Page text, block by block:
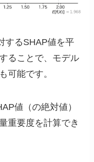
するSHAP値を平
ることで、モデル
可能です。
値（の絶対値）
重要度を計算でき